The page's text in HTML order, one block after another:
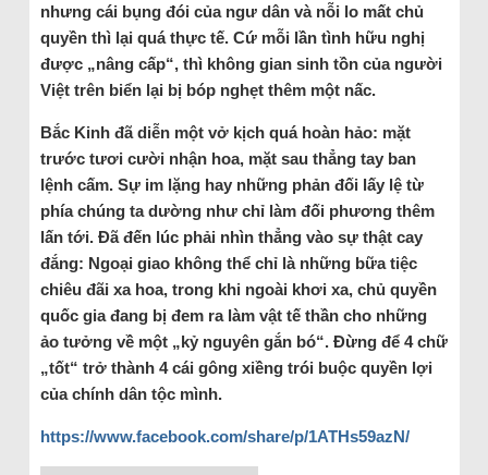
nhưng cái bụng đói của ngư dân và nỗi lo mất chủ
quyền thì lại quá thực tế. Cứ mỗi lần tình hữu nghị
được „nâng cấp“, thì không gian sinh tồn của người
Việt trên biển lại bị bóp nghẹt thêm một nấc.
Bắc Kinh đã diễn một vở kịch quá hoàn hảo: mặt
trước tươi cười nhận hoa, mặt sau thẳng tay ban
lệnh cấm. Sự im lặng hay những phản đối lấy lệ từ
phía chúng ta dường như chỉ làm đối phương thêm
lấn tới. Đã đến lúc phải nhìn thẳng vào sự thật cay
đắng: Ngoại giao không thể chỉ là những bữa tiệc
chiêu đãi xa hoa, trong khi ngoài khơi xa, chủ quyền
quốc gia đang bị đem ra làm vật tế thần cho những
ảo tưởng về một „kỷ nguyên gắn bó“. Đừng để 4 chữ
„tốt“ trở thành 4 cái gông xiềng trói buộc quyền lợi
của chính dân tộc mình.
https://www.facebook.com/share/p/1ATHs59azN/